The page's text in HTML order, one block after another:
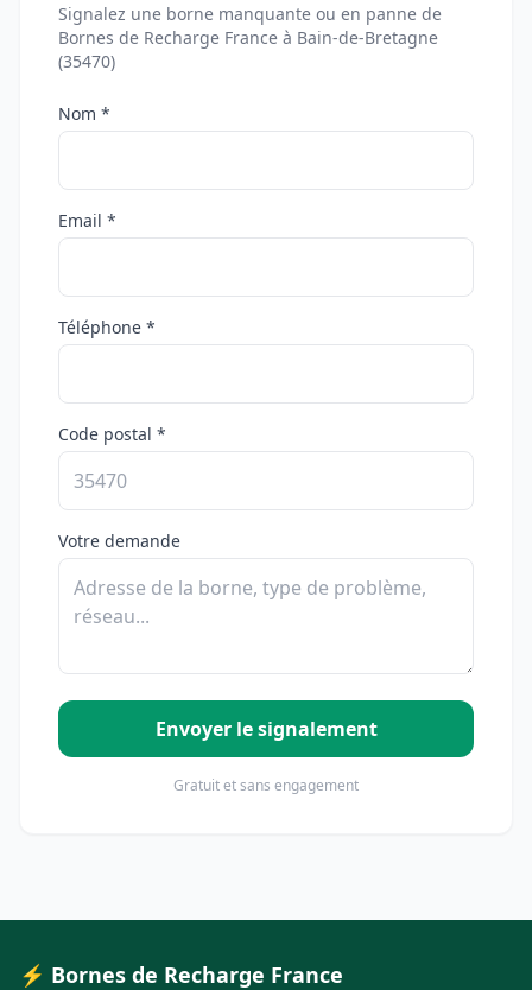
Signalez une borne manquante ou en panne de
Bornes de Recharge France à Bain-de-Bretagne
(35470)
Nom *
Email *
Téléphone *
Code postal *
Votre demande
Envoyer le signalement
Gratuit et sans engagement
⚡ Bornes de Recharge France